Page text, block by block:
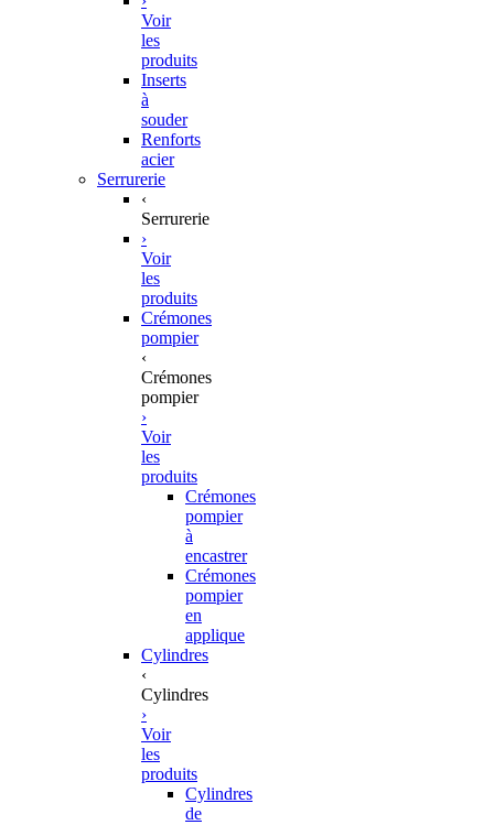
Voir
les
produits
Inserts
à
souder
Renforts
acier
Serrurerie
‹
Serrurerie
›
Voir
les
produits
Crémones
pompier
‹
Crémones
pompier
›
Voir
les
produits
Crémones
pompier
à
encastrer
Crémones
pompier
en
applique
Cylindres
‹
Cylindres
›
Voir
les
produits
Cylindres
de